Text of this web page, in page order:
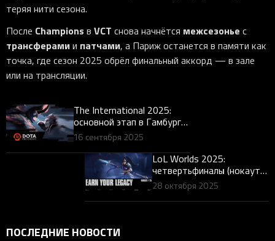
теряя нити сезона.
После Champions в VCT снова начнётся межсезонье с
трансферамии патчами, а Париж останется в памяти как
точка, где сезон 2025 обрёл финальный аккорд — в зале
или на трансляции.
The International 2025:
основной этап в Гамбурге,
чемпионы Team Falcons и
формат TI14 — разбор
для геймеров
16 сентября 2025
LoL Worlds 2025:
четвертьфиналы (нокаут)
в Шанхае — формат,
жребий и календарь для
зрителя
28 октября 2025
ПОСЛЕДНИЕ НОВОСТИ